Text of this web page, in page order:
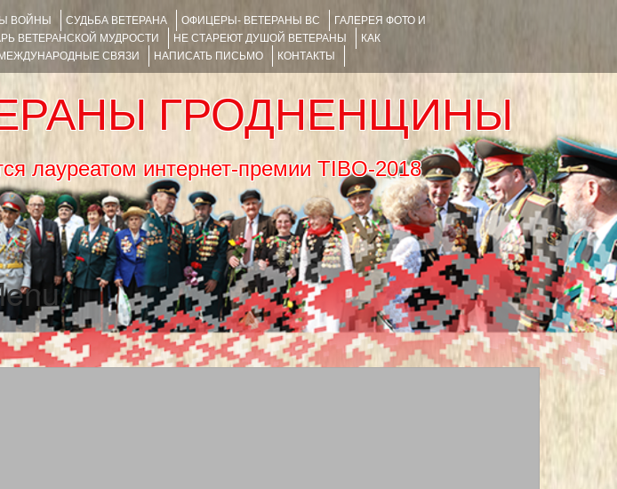
ВОЙНЫ СУДЬБА ВЕТЕРАНА ОФИЦЕРЫ- ВЕТЕРАНЫ ВС
ГАЛЕРЕЯ ФОТО И
ВЕТЕРАНСКОЙ МУДРОСТИ НЕ СТАРЕЮТ ДУШОЙ ВЕТЕРАНЫ
КАК
МЕЖДУНАРОДНЫЕ СВЯЗИ НАПИСАТЬ ПИСЬМО КОНТАКТЫ
ГРОДНЕНЩИНЫ
лауреатом интернет-премии TIBO-2018
TO CONTENT